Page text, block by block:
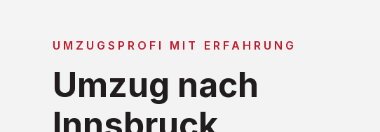
UMZUGSPROFI MIT ERFAHRUNG
Umzug nach